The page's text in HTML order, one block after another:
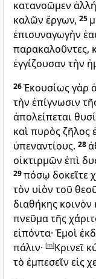
κατανοῶμεν
καλῶν ἔργων, 25
ἐπισυναγωγὴν
παρακαλοῦντες,
ἐγγίζουσαν τὴν
26Ἑκουσίως γὰρ
τὴν ἐπίγνωσιν
ἀπολείπεται
καὶ πυρὸς ζῆλος
ὑπεναντίους. 28
οἰκτιρμῶν ἐπὶ
29πόσῳ δοκεῖτε
τὸν υἱὸν τοῦ
διαθήκης
πνεῦμα τῆς
εἰπόντα· Ἐμοὶ
πάλιν· [m]Κρινεῖ
τὸ ἐμπεσεῖν εἰς